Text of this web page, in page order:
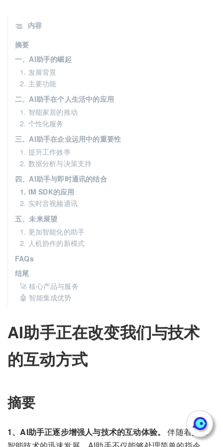
AI助手正在改变我们与技术
的互动方式
摘要
1、AI助手正逐步增强人与技术的互动体验。
伴随着人工
内容
摘要
一、AI助手的崛起
1. 发展背景
2. 主要功能
二、AI助手在个人生活中的应用
1. 智能家居的推动
2. 个性化服务
三、AI助手在企业运用中的重要性
1. 提升工作效率
2. 数据分析与决策支持
四、AI助手与即时通讯的结合
1. IM SDK的应用
2. 实时音视频通讯
五、未来展望
1. 更加智能化的助手
2. 人机协作的新模式
FAQs
结尾
🚀 核心产品与服务
🤖 智能集成优势